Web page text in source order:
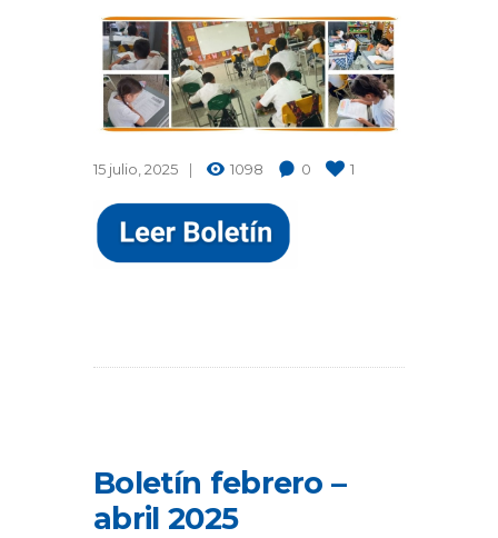
15 julio, 2025 1098 0 1
Boletín febrero –
abril 2025